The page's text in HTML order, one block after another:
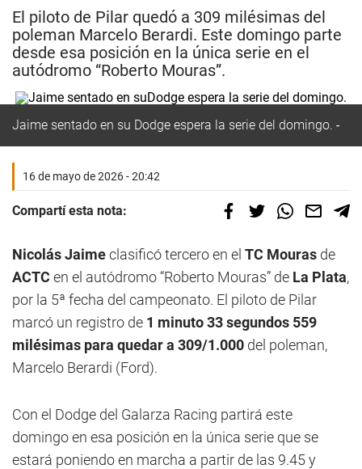
El piloto de Pilar quedó a 309 milésimas del
poleman Marcelo Berardi. Este domingo parte
desde esa posición en la única serie en el
autódromo “Roberto Mouras”.
Jaime sentado en su Dodge espera la serie del domingo.
16 de mayo de 2026 - 20:42
Compartí esta nota:
Nicolás Jaimeclasificó tercero en el TC Mouras de
ACTC en el autódromo “Roberto Mouras” de La Plata,
por la 5ª fecha del campeonato. El piloto de Pilar
marcó un registro de 1 minuto 33 segundos 559
milésimas para quedar a 309/1.000 del poleman,
Marcelo Berardi (Ford).
Con el Dodge del Galarza Racing partirá este
domingo en esa posición en la única serie que se
estará poniendo en marcha a partir de las 9.45 y